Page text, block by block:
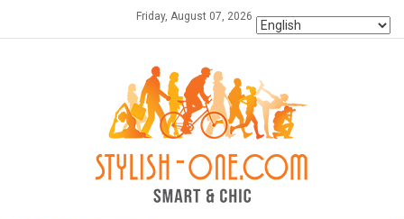
Friday, August 07, 2026